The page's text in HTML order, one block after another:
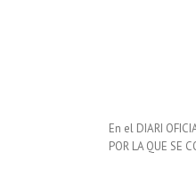
En el DIARI
POR LA QUE SE